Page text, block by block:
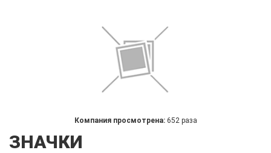
Компания просмотрена: 652 раза
ЗНАЧКИ